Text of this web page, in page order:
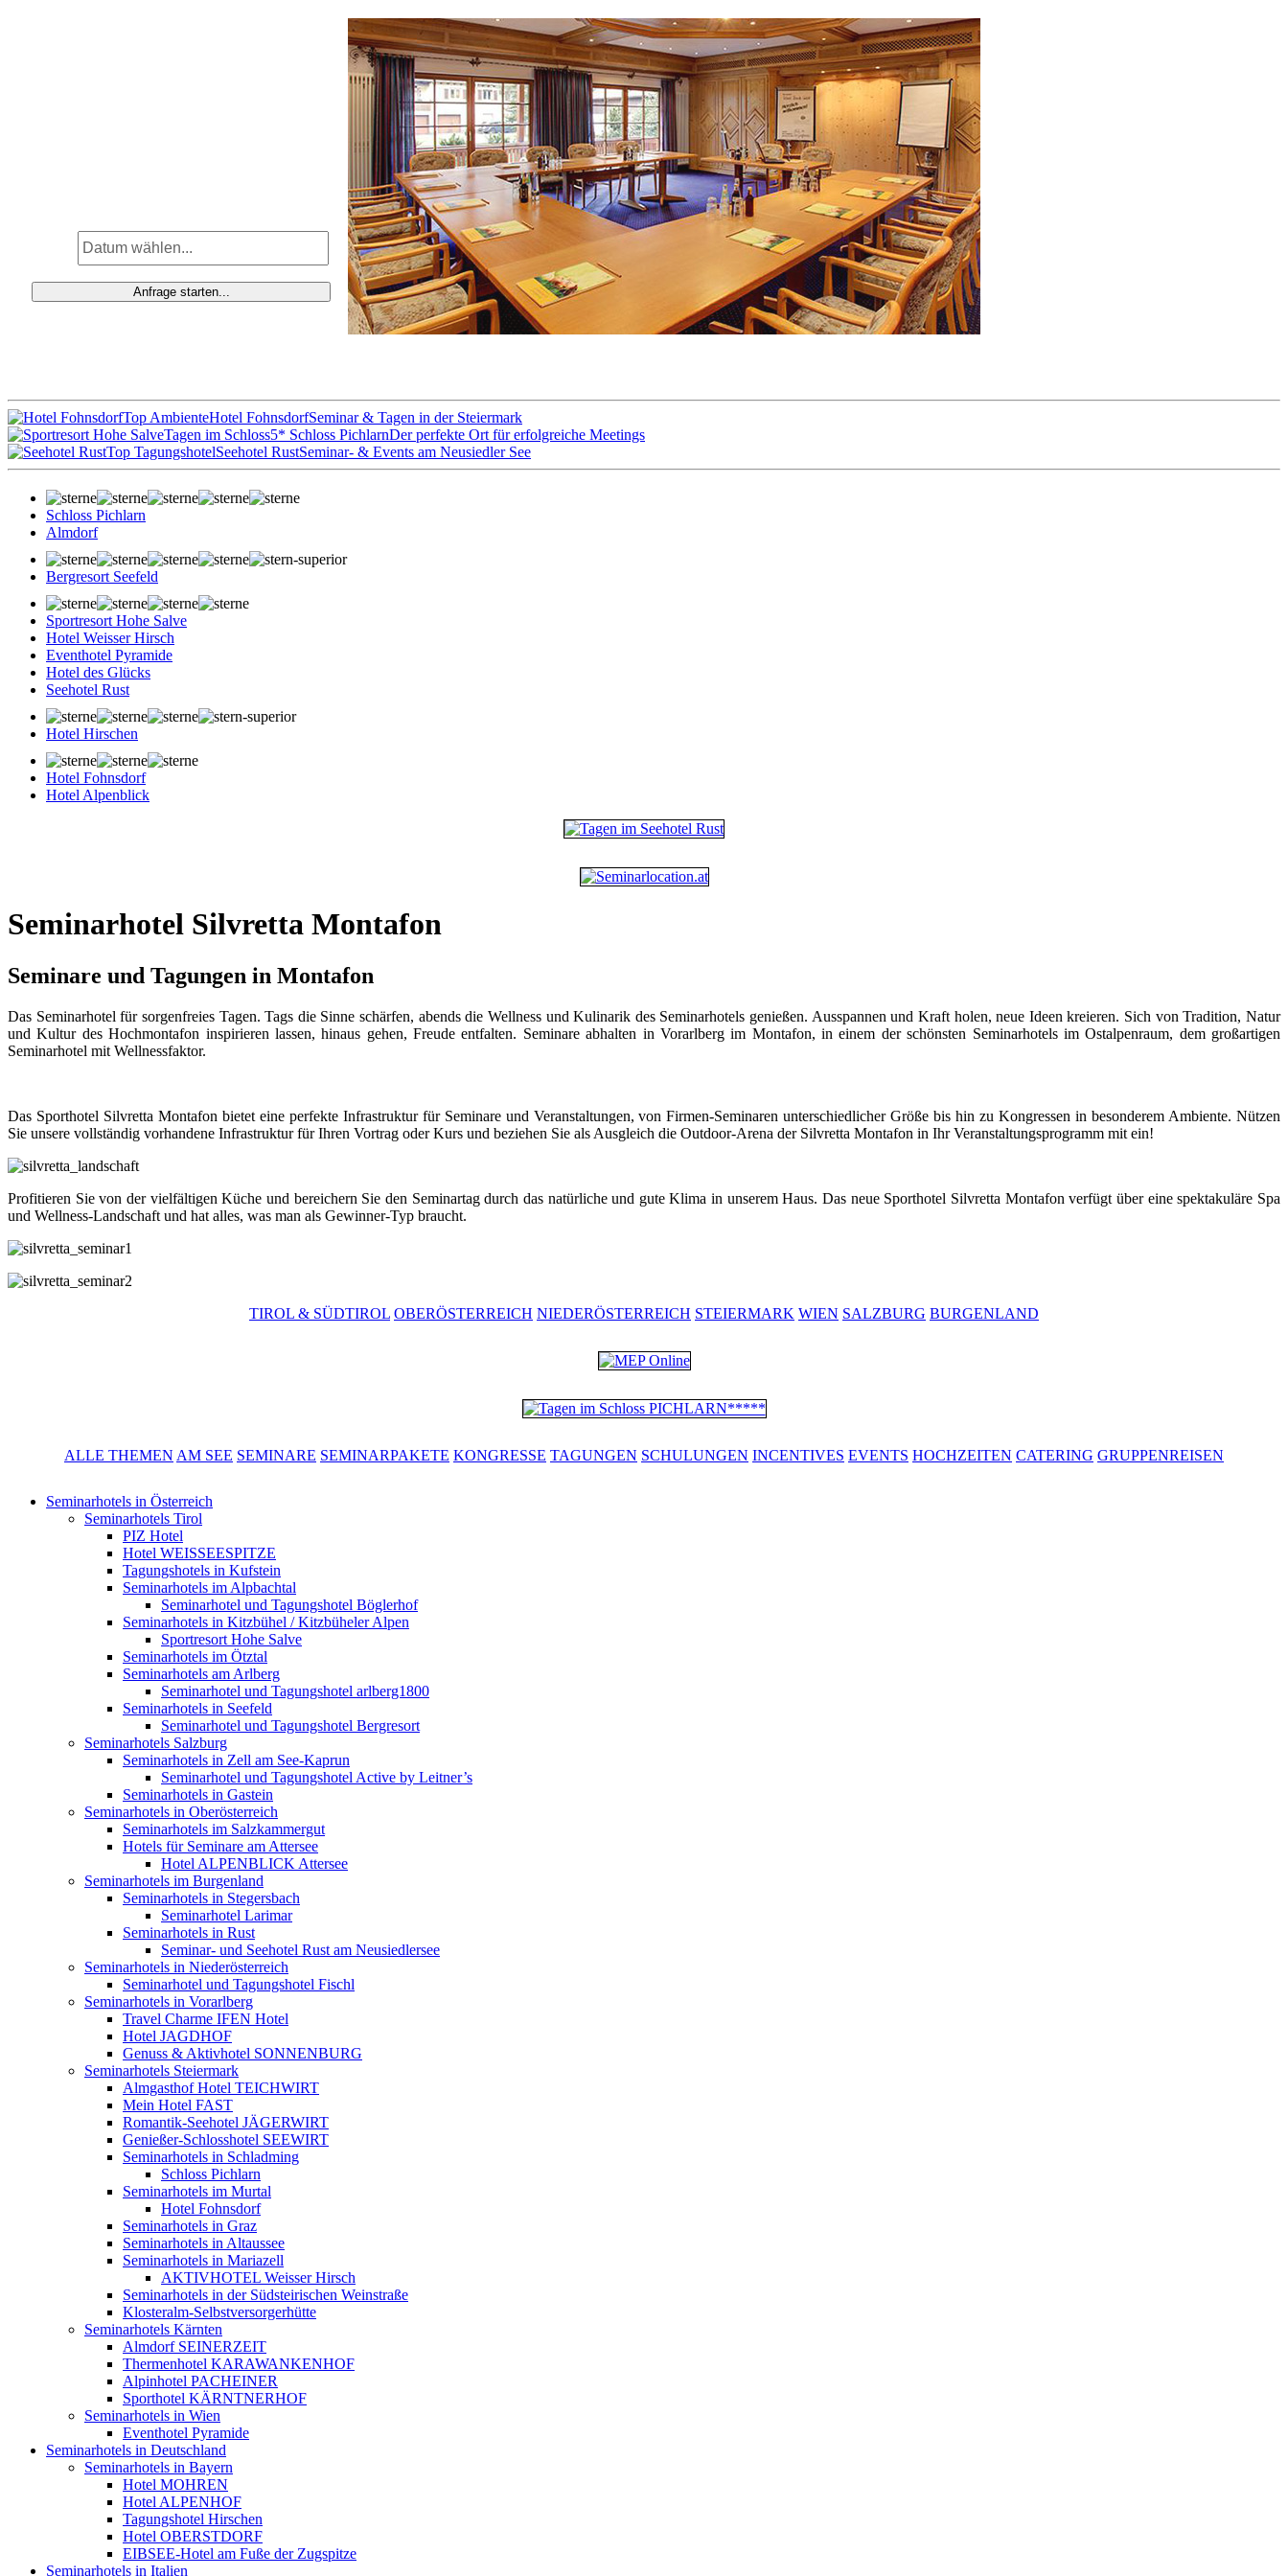
Top AmbienteHotel FohnsdorfSeminar & Tagen in der Steiermark
Tagen im Schloss5* Schloss PichlarnDer perfekte Ort für erfolgreiche Meetings
Top TagungshotelSeehotel RustSeminar- & Events am Neusiedler See
Schloss Pichlarn
Almdorf
Bergresort Seefeld
Sportresort Hohe Salve
Hotel Weisser Hirsch
Eventhotel Pyramide
Hotel des Glücks
Seehotel Rust
Hotel Hirschen
Hotel Fohnsdorf
Hotel Alpenblick
Seminarhotel Silvretta Montafon
Seminare und Tagungen in Montafon
Das Seminarhotel für sorgenfreies Tagen. Tags die Sinne schärfen, abends die Wellness und Kulinarik des Seminarhotels genießen. Ausspannen und Kraft holen, neue Ideen kreieren. Sich von Tradition, Natur
und Kultur des Hochmontafon inspirieren lassen, hinaus gehen, Freude entfalten. Seminare abhalten in Vorarlberg im Montafon, in einem der schönsten Seminarhotels im Ostalpenraum, dem großartigen
Seminarhotel mit Wellnessfaktor.
Das Sporthotel Silvretta Montafon bietet eine perfekte Infrastruktur für Seminare und Veranstaltungen, von Firmen-Seminaren unterschiedlicher Größe bis hin zu Kongressen in besonderem Ambiente. Nützen
Sie unsere vollständig vorhandene Infrastruktur für Ihren Vortrag oder Kurs und beziehen Sie als Ausgleich die Outdoor-Arena der Silvretta Montafon in Ihr Veranstaltungsprogramm mit ein!
Profitieren Sie von der vielfältigen Küche und bereichern Sie den Seminartag durch das natürliche und gute Klima in unserem Haus. Das neue Sporthotel Silvretta Montafon verfügt über eine spektakuläre Spa
und Wellness-Landschaft und hat alles, was man als Gewinner-Typ braucht.
TIROL & SÜDTIROL OBERÖSTERREICH NIEDERÖSTERREICH STEIERMARK WIEN SALZBURG BURGENLAND
ALLE THEMEN AM SEE SEMINARE SEMINARPAKETE KONGRESSE TAGUNGEN SCHULUNGEN INCENTIVES EVENTS HOCHZEITEN CATERING GRUPPENREISEN
Seminarhotels in Österreich
Seminarhotels Tirol
PIZ Hotel
Hotel WEISSEESPITZE
Tagungshotels in Kufstein
Seminarhotels im Alpbachtal
Seminarhotel und Tagungshotel Böglerhof
Seminarhotels in Kitzbühel / Kitzbüheler Alpen
Sportresort Hohe Salve
Seminarhotels im Ötztal
Seminarhotels am Arlberg
Seminarhotel und Tagungshotel arlberg1800
Seminarhotels in Seefeld
Seminarhotel und Tagungshotel Bergresort
Seminarhotels Salzburg
Seminarhotels in Zell am See-Kaprun
Seminarhotel und Tagungshotel Active by Leitner’s
Seminarhotels in Gastein
Seminarhotels in Oberösterreich
Seminarhotels im Salzkammergut
Hotels für Seminare am Attersee
Hotel ALPENBLICK Attersee
Seminarhotels im Burgenland
Seminarhotels in Stegersbach
Seminarhotel Larimar
Seminarhotels in Rust
Seminar- und Seehotel Rust am Neusiedlersee
Seminarhotels in Niederösterreich
Seminarhotel und Tagungshotel Fischl
Seminarhotels in Vorarlberg
Travel Charme IFEN Hotel
Hotel JAGDHOF
Genuss & Aktivhotel SONNENBURG
Seminarhotels Steiermark
Almgasthof Hotel TEICHWIRT
Mein Hotel FAST
Romantik-Seehotel JÄGERWIRT
Genießer-Schlosshotel SEEWIRT
Seminarhotels in Schladming
Schloss Pichlarn
Seminarhotels im Murtal
Hotel Fohnsdorf
Seminarhotels in Graz
Seminarhotels in Altaussee
Seminarhotels in Mariazell
AKTIVHOTEL Weisser Hirsch
Seminarhotels in der Südsteirischen Weinstraße
Klosteralm-Selbstversorgerhütte
Seminarhotels Kärnten
Almdorf SEINERZEIT
Thermenhotel KARAWANKENHOF
Alpinhotel PACHEINER
Sporthotel KÄRNTNERHOF
Seminarhotels in Wien
Eventhotel Pyramide
Seminarhotels in Deutschland
Seminarhotels in Bayern
Hotel MOHREN
Hotel ALPENHOF
Tagungshotel Hirschen
Hotel OBERSTDORF
EIBSEE-Hotel am Fuße der Zugspitze
Seminarhotels in Italien